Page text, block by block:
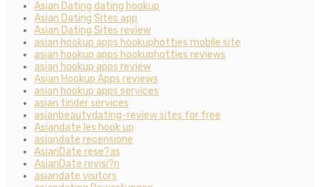
Asian Dating dating hookup
Asian Dating Sites app
Asian Dating Sites review
asian hookup apps hookuphotties mobile site
asian hookup apps hookuphotties reviews
asian hookup apps review
Asian Hookup Apps reviews
asian hookup apps services
asian tinder services
asianbeautydating-review sites for free
Asiandate les hook up
asiandate recensione
AsianDate rese?as
AsianDate revisi?n
asiandate visitors